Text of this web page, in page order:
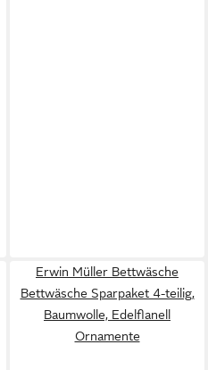
Erwin Müller Bettwäsche
Bettwäsche Sparpaket 4-teilig,
Baumwolle, Edelflanell
Ornamente